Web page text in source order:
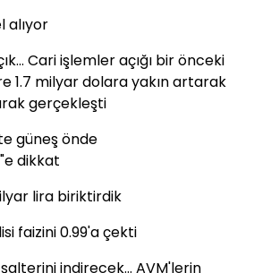
alıyor
Cari işlemler açığı bir önceki
1.7 milyar dolara yakın artarak
gerçekleşti
güneş önde
dikkat
lira biriktirdik
faizini 0.99'a çekti
indirecek... AVM'lerin